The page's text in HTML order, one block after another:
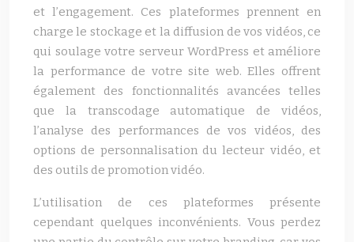
et l’engagement. Ces plateformes prennent en
charge le stockage et la diffusion de vos vidéos, ce
qui soulage votre serveur WordPress et améliore
la performance de votre site web. Elles offrent
également des fonctionnalités avancées telles
que la transcodage automatique de vidéos,
l’analyse des performances de vos vidéos, des
options de personnalisation du lecteur vidéo, et
des outils de promotion vidéo.
L’utilisation de ces plateformes présente
cependant quelques inconvénients. Vous perdez